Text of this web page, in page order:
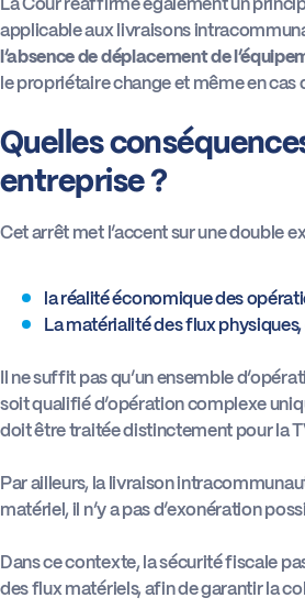
applicable aux livraisons
l’absence de déplacement de
le propriétaire change et même en cas
Quelles
entreprise ?
Cet arrêt met l’accent sur une double
la réalité économique des
La matérialité des flux physiques,
Il ne suffit pas qu’un ensemble
soit qualifié d’opération complexe
doit être traitée distinctement pour la
Par ailleurs, la livraison
matériel, il n’y a pas d’exonération
Dans ce contexte, la sécurité fiscale
des flux matériels, afin de garantir la